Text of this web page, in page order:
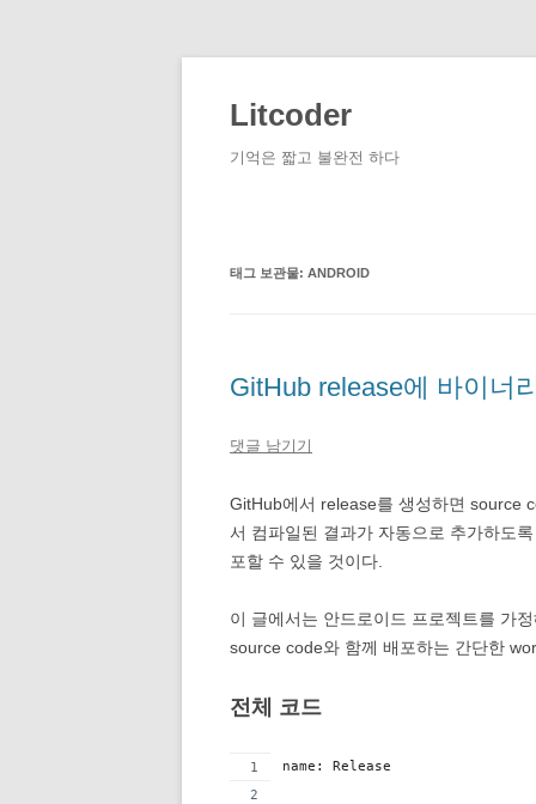
건
너
뛰
Litcoder
기억은 짧고 불완전 하다
태그 보관물: ANDROID
GitHub release에 바이너
댓글 남기기
GitHub에서 release를 생성하면 source
서 컴파일된 결과가 자동으로 추가하도
포할 수 있을 것이다.
이 글에서는 안드로이드 프로젝트를 가
source code와 함께 배포하는 간단한
전체 코드
name: Release